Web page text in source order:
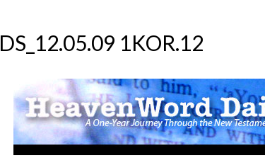
DS_12.05.09 1KOR.12